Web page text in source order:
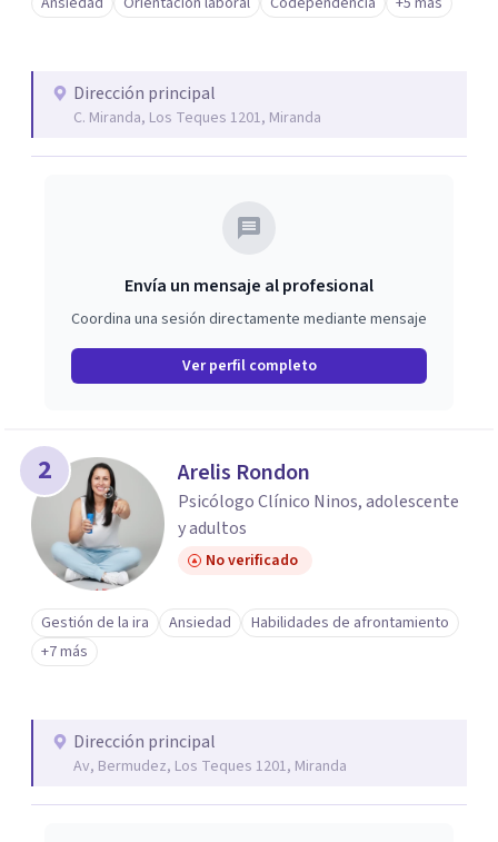
Dirección principal
C. Miranda, Los Teques 1201, Miranda
Envía un mensaje al profesional
Coordina una sesión directamente mediante mensaje
Ver perfil completo
2 Arelis Rondon
Psicólogo Clínico Ninos, adolescente
y adultos
No verificado
Gestión de la ira Ansiedad
Habilidades de afrontamiento
+7 más
Dirección principal
Av, Bermudez, Los Teques 1201, Miranda